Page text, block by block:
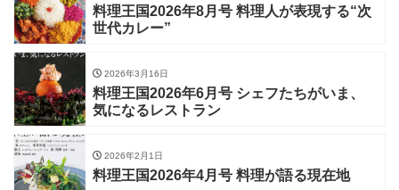
料理王国2026年8月号 料理人が表現する“次
世代カレー”
2026年3月16日
料理王国2026年6月号 シェフたちがいま、
気になるレストラン
2026年2月1日
料理王国2026年4月号 料理が語る現在地